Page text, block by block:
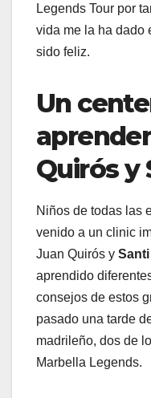
Legends Tour por
vida me la ha dado
sido feliz.
Un
Quirós y
Niños de todas las
venido a un clinic
Juan Quirós y
aprendido
consejos de estos
pasado una tarde
madrileño, dos de
Marbella Legends.